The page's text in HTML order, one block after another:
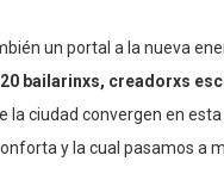
un portal a la nueva
20 bailarinxs, creadorxs
la ciudad convergen en
y la cual pasamos a